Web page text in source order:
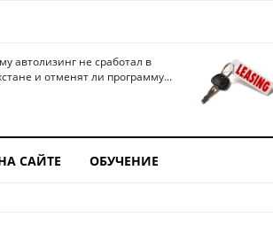
автолизинг не сработал в
и отменят ли программу...
САЙТЕ ОБУЧЕНИЕ